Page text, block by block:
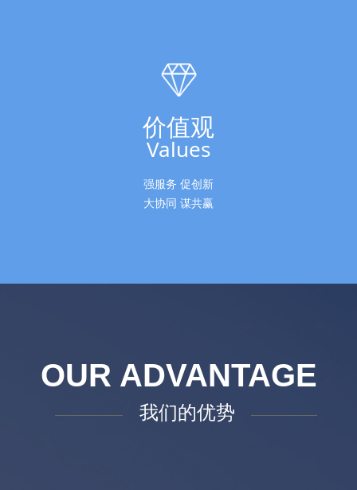
价值观
Values
强服务 促创新
大协同 谋共赢
OUR ADVANTAGE
我们的优势